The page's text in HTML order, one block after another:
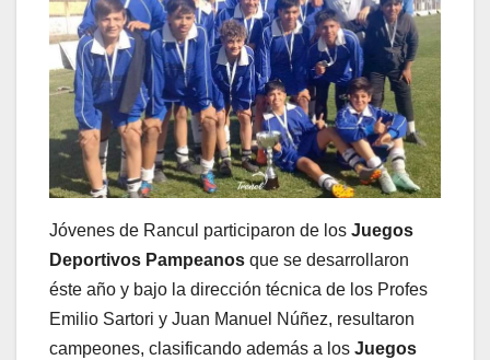
Jóvenes de Rancul participaron de los Juegos
Deportivos Pampeanos que se desarrollaron
éste año y bajo la dirección técnica de los Profes
Emilio Sartori y Juan Manuel Núñez, resultaron
campeones, clasificando además a los Juegos